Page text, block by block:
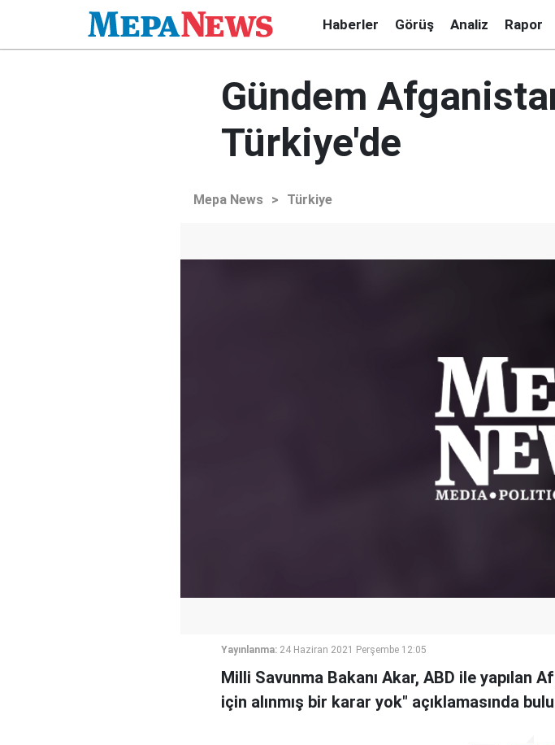
Haberler Görüş Analiz Rapor
Gündem
Türkiye'de
Mepa News > Türkiye
Yayınlanma: 24 Haziran 2021 Perşembe 12:05
Milli Savunma Bakanı Akar, ABD ile
için alınmış bir karar yok" açıklamasında